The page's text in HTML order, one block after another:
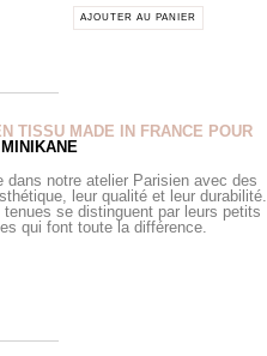
AJOUTER AU PANIER
TISSU MADE IN FRANCE POUR
dans notre atelier Parisien avec des
leur qualité et leur durabilité.
se distinguent par leurs petits
qui font toute la différence.